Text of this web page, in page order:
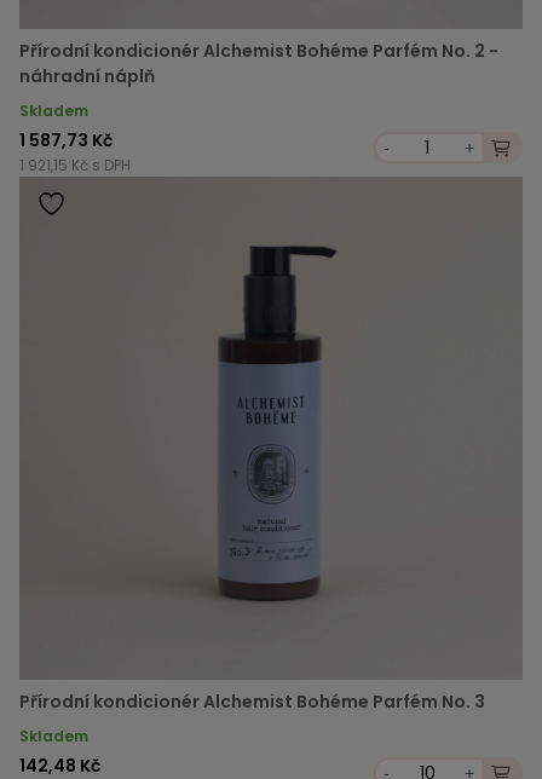
Přírodní kondicionér Alchemist Bohéme Parfém No. 2 -
náhradní náplň
Skladem
1 587,73 Kč
1 921,15 Kč s DPH
- +
Přírodní kondicionér Alchemist Bohéme Parfém No. 3
Skladem
142,48 Kč - +